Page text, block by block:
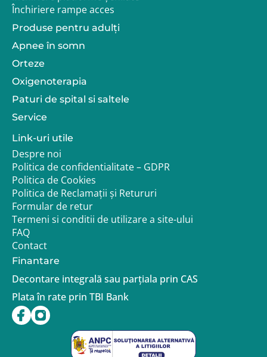
Închiriere rampe acces
Produse pentru adulţi
Apnee în somn
Orteze
Oxigenoterapia
Paturi de spital si saltele
Service
Link-uri utile
Despre noi
Politica de confidentialitate – GDPR
Politica de Cookies
Politica de Reclamații și Retururi
Formular de retur
Termeni si conditii de utilizare a site-ului
FAQ
Contact
Finantare
Decontare integrală sau parțiala prin CAS
Plata în rate prin TBI Bank